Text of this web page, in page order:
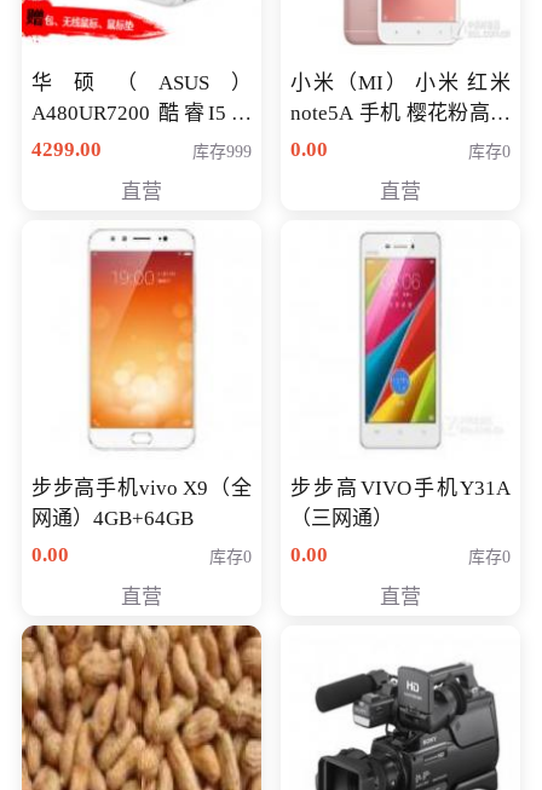
华硕（ASUS）
A480UR7200 酷睿I5超
薄学生办公游戏独显笔
NV930-2G独
4299.00 库存999
直营
小米（MI） 小米 红米
note5A 手机 樱花粉高配
版 全网通(3G+32G)
0.00 库存0
直营
步步高手机vivo X9（全
网通）4GB+64GB
0.00
库存0
直营
步步高VIVO手机Y31A
（三网通）
0.00
库存0
直营